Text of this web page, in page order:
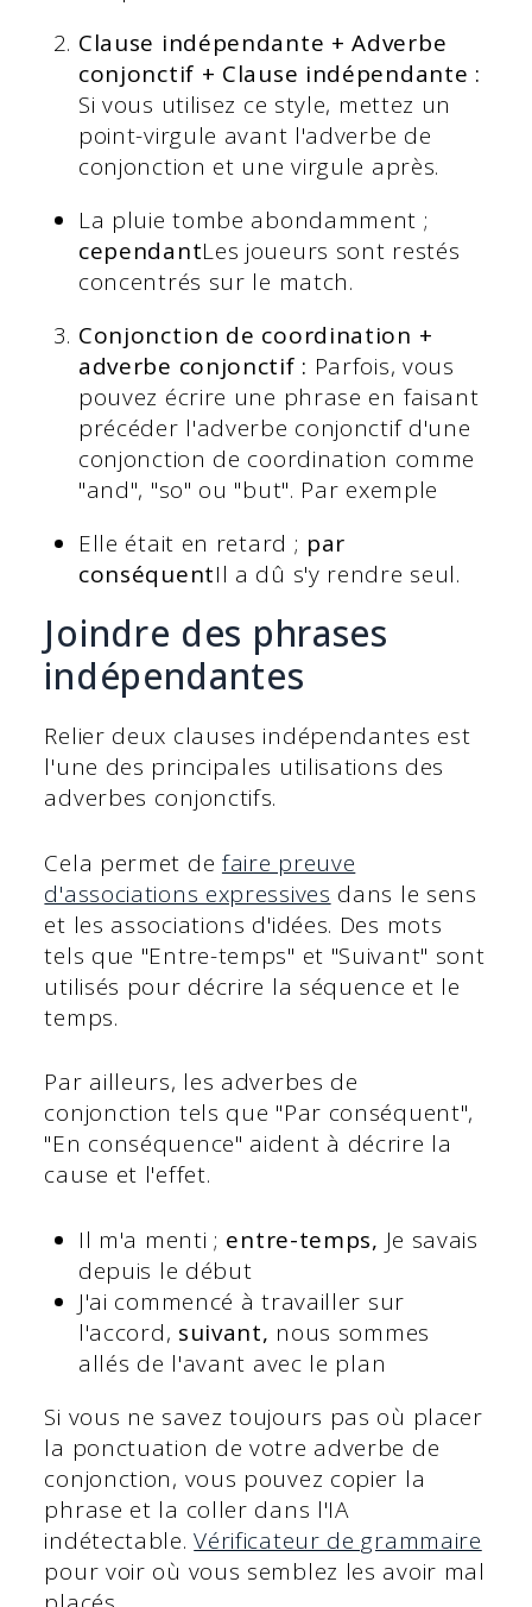
Clause indépendante + Adverbe
conjonctif + Clause indépendante :
Si vous utilisez ce style, mettez un
point-virgule avant l'adverbe de
conjonction et une virgule après.
La pluie tombe abondamment ;
cependantLes joueurs sont restés
concentrés sur le match.
Conjonction de coordination +
adverbe conjonctif : Parfois, vous
pouvez écrire une phrase en faisant
précéder l'adverbe conjonctif d'une
conjonction de coordination comme
"and", "so" ou "but". Par exemple
Elle était en retard ; par
conséquentIl a dû s'y rendre seul.
Joindre des phrases
indépendantes
Relier deux clauses indépendantes est
l'une des principales utilisations des
adverbes conjonctifs.
Cela permet de faire preuve
d'associations expressives dans le sens
et les associations d'idées. Des mots
tels que "Entre-temps" et "Suivant" sont
utilisés pour décrire la séquence et le
temps.
Par ailleurs, les adverbes de
conjonction tels que "Par conséquent",
"En conséquence" aident à décrire la
cause et l'effet.
Il m'a menti ; entre-temps, Je savais
depuis le début
J'ai commencé à travailler sur
l'accord, suivant, nous sommes
allés de l'avant avec le plan
Si vous ne savez toujours pas où placer
la ponctuation de votre adverbe de
conjonction, vous pouvez copier la
phrase et la coller dans l'IA
indétectable.Vérificateur de grammaire
pour voir où vous semblez les avoir mal